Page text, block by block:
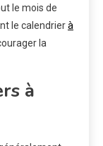
le mois de
le calendrierà
la
à